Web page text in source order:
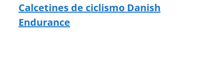
Calcetines de ciclismo Danish
Endurance